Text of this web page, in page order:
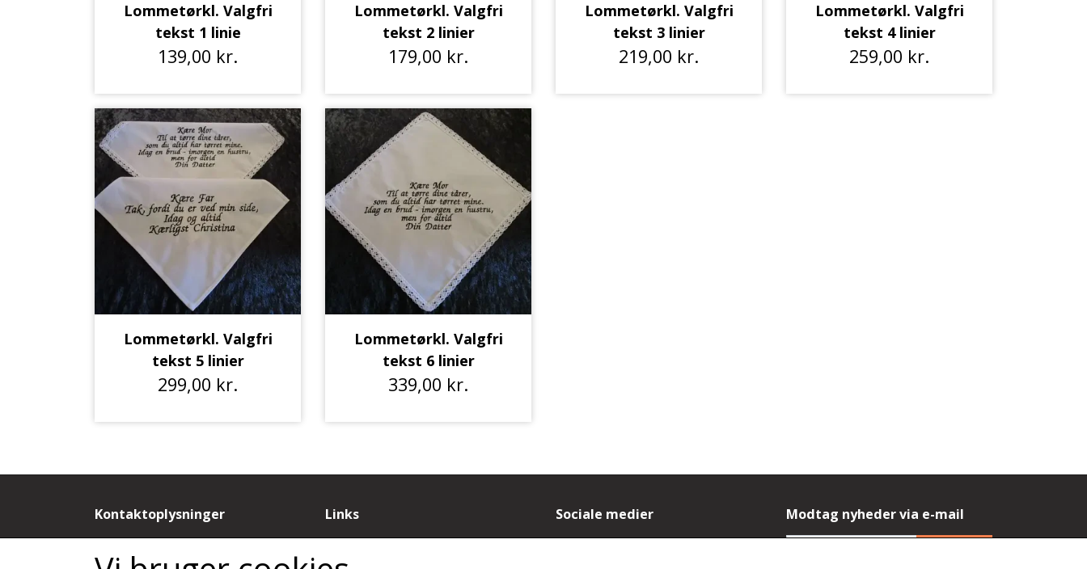
Lommetørkl. Valgfri
tekst 1 linie
139,00 kr.
Lommetørkl. Valgfri
tekst 2 linier
179,00 kr.
Lommetørkl. Valgfri
tekst 3 linier
219,00 kr.
Lommetørkl. Valgfri
tekst 4 linier
259,00 kr.
Lommetørkl. Valgfri
tekst 5 linier
299,00 kr.
Lommetørkl. Valgfri
tekst 6 linier
339,00 kr.
Kontaktoplysninger
Sandagervej 9B
Links
Cookies
Sociale medier Modtag nyheder via e-mail